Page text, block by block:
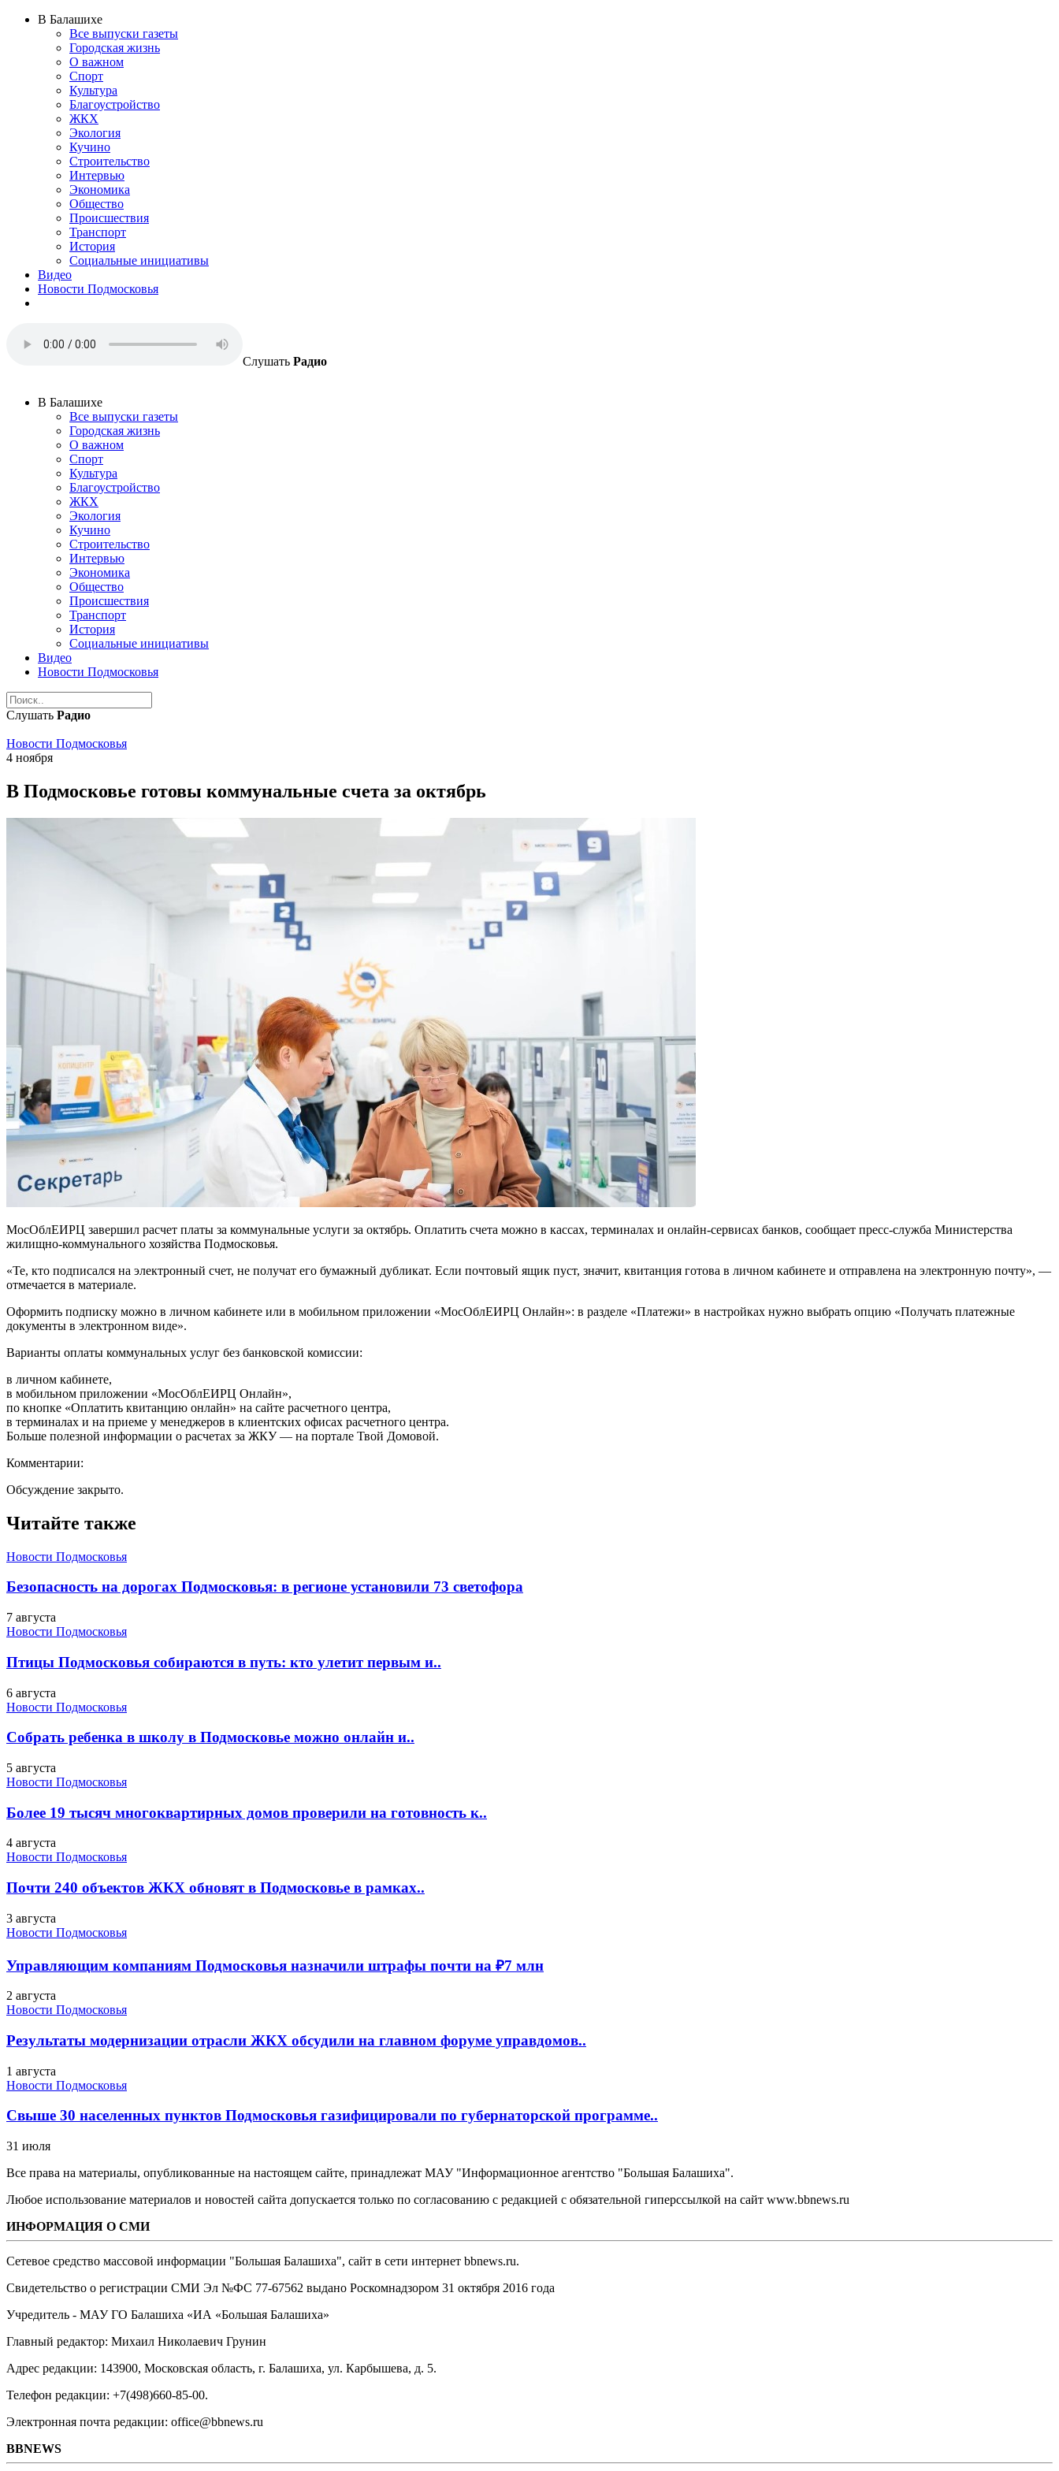
В Балашихе
Все выпуски газеты
Городская жизнь
О важном
Спорт
Культура
Благоустройство
ЖКХ
Экология
Кучино
Строительство
Интервью
Экономика
Общество
Происшествия
Транспорт
История
Социальные инициативы
Видео
Новости Подмосковья
Слушать Радио
В Балашихе
Все выпуски газеты
Городская жизнь
О важном
Спорт
Культура
Благоустройство
ЖКХ
Экология
Кучино
Строительство
Интервью
Экономика
Общество
Происшествия
Транспорт
История
Социальные инициативы
Видео
Новости Подмосковья
Слушать Радио
Новости Подмосковья
4 ноября
В Подмосковье готовы коммунальные счета за октябрь
МосОблЕИРЦ завершил расчет платы за коммунальные услуги за октябрь. Оплатить счета можно в кассах, терминалах и онлайн-сервисах банков, сообщает пресс-служба Министерства
жилищно-коммунального хозяйства Подмосковья.
«Те, кто подписался на электронный счет, не получат его бумажный дубликат. Если почтовый ящик пуст, значит, квитанция готова в личном кабинете и отправлена на электронную почту», —
отмечается в материале.
Оформить подписку можно в личном кабинете или в мобильном приложении «МосОблЕИРЦ Онлайн»: в разделе «Платежи» в настройках нужно выбрать опцию «Получать платежные
документы в электронном виде».
Варианты оплаты коммунальных услуг без банковской комиссии:
в личном кабинете,
в мобильном приложении «МосОблЕИРЦ Онлайн»,
по кнопке «Оплатить квитанцию онлайн» на сайте расчетного центра,
в терминалах и на приеме у менеджеров в клиентских офисах расчетного центра.
Больше полезной информации о расчетах за ЖКУ — на портале Твой Домовой.
Комментарии:
Обсуждение закрыто.
Читайте также
Новости Подмосковья
Безопасность на дорогах Подмосковья: в регионе установили 73 светофора
7 августа
Новости Подмосковья
Птицы Подмосковья собираются в путь: кто улетит первым и..
6 августа
Новости Подмосковья
Собрать ребенка в школу в Подмосковье можно онлайн и..
5 августа
Новости Подмосковья
Более 19 тысяч многоквартирных домов проверили на готовность к..
4 августа
Новости Подмосковья
Почти 240 объектов ЖКХ обновят в Подмосковье в рамках..
3 августа
Новости Подмосковья
Управляющим компаниям Подмосковья назначили штрафы почти на ₽7 млн
2 августа
Новости Подмосковья
Результаты модернизации отрасли ЖКХ обсудили на главном форуме управдомов..
1 августа
Новости Подмосковья
Свыше 30 населенных пунктов Подмосковья газифицировали по губернаторской программе..
31 июля
Все права на материалы, опубликованные на настоящем сайте, принадлежат МАУ "Информационное агентство "Большая Балашиха".
Любое использование материалов и новостей сайта допускается только по согласованию с редакцией с обязательной гиперссылкой на сайт www.bbnews.ru
ИНФОРМАЦИЯ О СМИ
Сетевое средство массовой информации "Большая Балашиха", сайт в сети интернет bbnews.ru.
Свидетельство о регистрации СМИ Эл №ФС ‎77-67562 выдано Роскомнадзором 31 октября 2016 года
Учредитель - МАУ ГО Балашиха «ИА «Большая Балашиха»
Главный редактор: Михаил Николаевич Грунин
Адрес редакции: 143900, Московская область, г. Балашиха, ул. Карбышева, д. 5.
Телефон редакции: +7(498)660-85-00.
Электронная почта редакции: office@bbnews.ru
BBNEWS